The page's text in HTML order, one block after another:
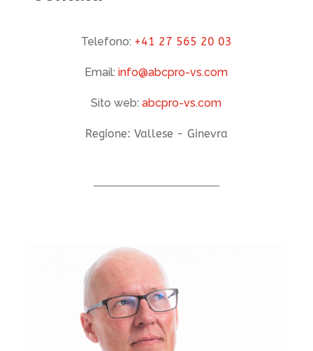
Telefono: +41 27 565 20 03
Email:info@abcpro-vs.com
Sito web:abcpro-vs.com
Regione: Vallese - Ginevra